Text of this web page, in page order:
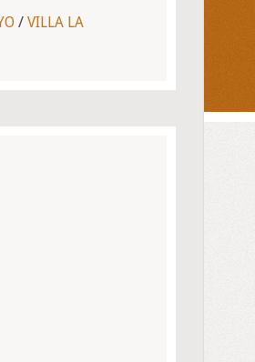
/ VILLA LA